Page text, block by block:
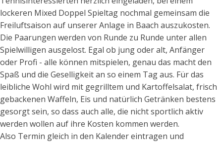
lockeren Mixed Doppel Spieltag nochmal gemeinsam die
Freiluftsaison auf unserer Anlage in Baach auszukosten.
Die Paarungen werden von Runde zu Runde unter allen
Spielwilligen ausgelost. Egal ob jung oder alt, Anfänger
oder Profi - alle können mitspielen, genau das macht den
Spaß und die Geselligkeit an so einem Tag aus. Für das
leibliche Wohl wird mit gegrilltem und Kartoffelsalat, frisch
gebackenen Waffeln, Eis und natürlich Getränken bestens
gesorgt sein, so dass auch alle, die nicht sportlich aktiv
werden wollen auf ihre Kosten kommen werden.
Also Termin gleich in den Kalender eintragen und